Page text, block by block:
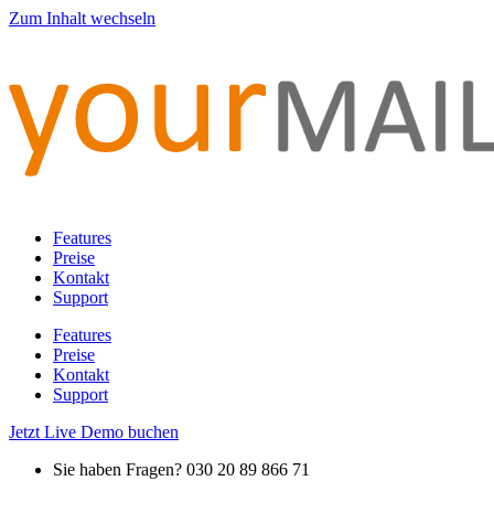
Zum Inhalt wechseln
Features
Preise
Kontakt
Support
Features
Preise
Kontakt
Support
Jetzt Live Demo buchen
Sie haben Fragen? 030 20 89 866 71